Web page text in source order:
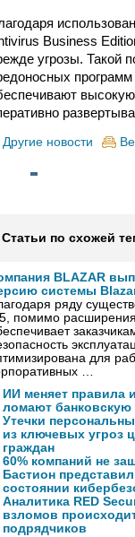
Business
угрозы. Такой
Другие новости
Статьи по схожей
BLAZAR
системы
ряду
помимо
для
…
ИИ меняет правила
ломают
Утечки
из ключевых угроз
граждан
60% компаний не
Бастион
состоянии
Аналитика RED
взломов
подрядчиков